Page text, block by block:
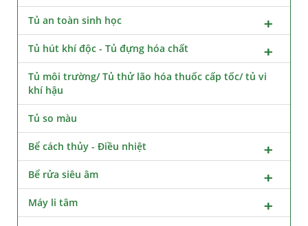
Tủ an toàn sinh học
Tủ hút khí độc - Tủ đựng hóa chất
Tủ môi trường/ Tủ thử lão hóa thuốc cấp tốc/ tủ vi
khí hậu
Tủ so màu
Bể cách thủy - Điều nhiệt
Bể rửa siêu âm
Máy li tâm